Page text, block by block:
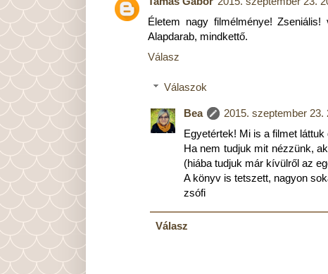
Életem nagy filmélménye!
Alapdarab, mindkettő.
Válasz
Válaszok
Bea
2015. szeptember 23.
Egyetértek! Mi is a filmet
Ha nem tudjuk mit nézzünk,
(hiába tudjuk már kívülről az
A könyv is tetszett, nagyon
zsófi
Válasz